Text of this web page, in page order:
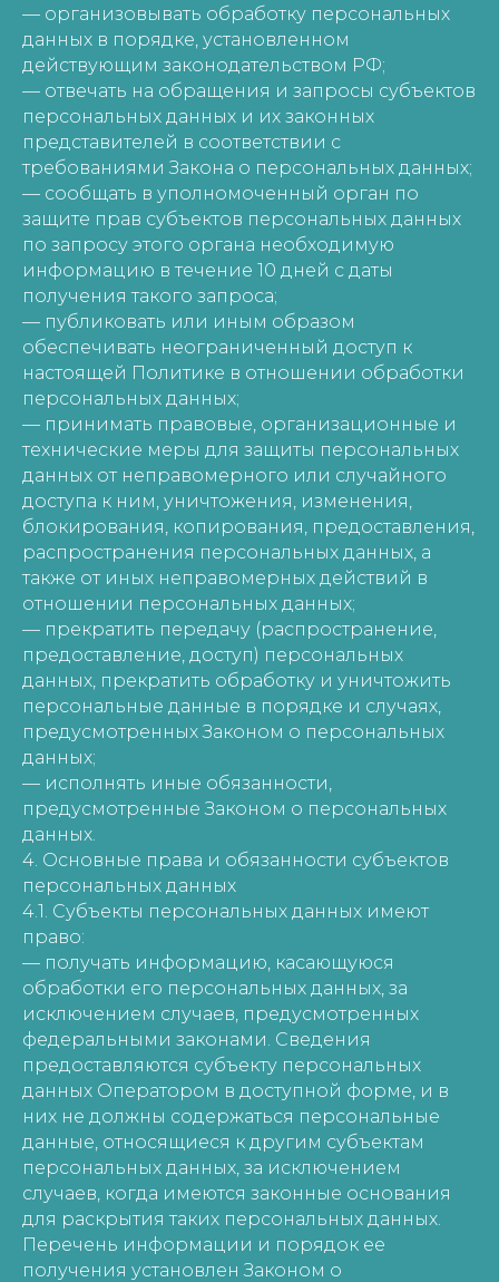
— организовывать обработку персональных
данных в порядке, установленном
действующим законодательством РФ;
— отвечать на обращения и запросы субъектов
персональных данных и их законных
представителей в соответствии с
требованиями Закона о персональных данных;
— сообщать в уполномоченный орган по
защите прав субъектов персональных данных
по запросу этого органа необходимую
информацию в течение 10 дней с даты
получения такого запроса;
— публиковать или иным образом
обеспечивать неограниченный доступ к
настоящей Политике в отношении обработки
персональных данных;
— принимать правовые, организационные и
технические меры для защиты персональных
данных от неправомерного или случайного
доступа к ним, уничтожения, изменения,
блокирования, копирования, предоставления,
распространения персональных данных, а
также от иных неправомерных действий в
отношении персональных данных;
— прекратить передачу (распространение,
предоставление, доступ) персональных
данных, прекратить обработку и уничтожить
персональные данные в порядке и случаях,
предусмотренных Законом о персональных
данных;
— исполнять иные обязанности,
предусмотренные Законом о персональных
данных.
4. Основные права и обязанности субъектов
персональных данных
4.1. Субъекты персональных данных имеют
право:
— получать информацию, касающуюся
обработки его персональных данных, за
исключением случаев, предусмотренных
федеральными законами. Сведения
предоставляются субъекту персональных
данных Оператором в доступной форме, и в
них не должны содержаться персональные
данные, относящиеся к другим субъектам
персональных данных, за исключением
случаев, когда имеются законные основания
для раскрытия таких персональных данных.
Перечень информации и порядок ее
получения установлен Законом о